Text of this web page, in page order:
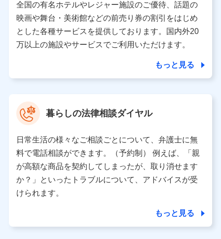
当該個人データを取り扱う各共同利用者（詳細は次のとお
り）
東京都千代田区永田町2丁目11番1号 山王パークタワー
株式会社NTTドコモ 代表取締役社長 前田 義晃
東京都中央区日本橋人形町2-14-10 アーバンネット日本橋
ビル 3F
※ 当社および株式会社NTTドコモは、お客さまの情報を利
データ憲章」に定める行動原則を順守します 。
※ パーソナルデータダッシュボードの「第三者提供の管
理」の設定状態にかかわらず、共同利用する場合がありま
※ dポイントクラブ会員ではないお客さま（2019年12月11
日以降、一度もdポイントクラブ会員であったことがないお
個人データは、こちら の利用目的の範囲内に限って共同利
用します。
全国の有名ホテルやレジャー施設のご優待、話題の
映画や舞台・美術館などの前売り券の割引をはじめ
とした各種サービスを提供しております。国内外20
万以上の施設やサービスでご利用いただけます。
もっと見る
暮らしの法律相談ダイヤル
日常生活の様々なご相談ごとについて、弁護士に無
料で電話相談ができます。（予約制） 例えば、「親
が高額な商品を契約してしまったが、取り消せます
か？」といったトラブルについて、アドバイスが受
けられます。
もっと見る